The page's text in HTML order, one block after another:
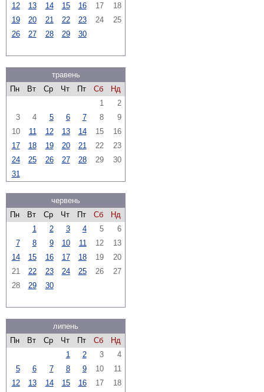
12
13 14 15 16 17
18
19
20 21 22 23 24
25
26
27 28 29 30
травень
Пн
Вт Ср Чт Пт Сб
Нд
1
2
3
4 5 6 7 8
9
10
11 12 13 14 15
16
17
18 19 20 21 22
23
24
25 26 27 28 29
30
31
червень
Пн
Вт Ср Чт Пт Сб
Нд
1
2 3 4 5
6
7
8 9 10 11 12
13
14
15 16 17 18 19
20
21
22 23 24 25 26
27
28
29 30
липень
Пн
Вт Ср Чт Пт Сб
Нд
1
2 3
4
5
6 7 8 9 10
11
12
13 14 15 16 17
18